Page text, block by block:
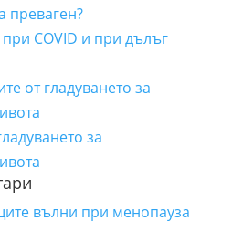
преваген?
COVID и при дълъг
от гладуването за
за
вълни при менопауза